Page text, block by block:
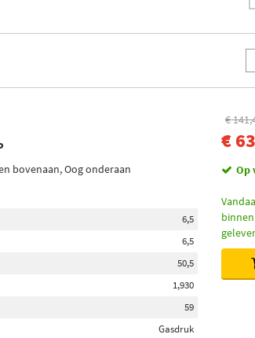
bovenaan, Oog onderaan
6,5
6,5
50,5
1,930
59
Gasdruk
€
€
Op